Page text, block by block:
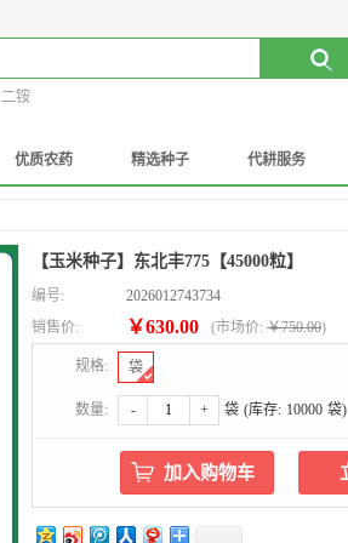
二铵
优质农药 精选种子 代耕服务
【玉米种子】东北丰775【45000粒】
编号:
2026012743734
销售价:
￥630.00 (市场价: ￥750.00)
规格: 袋
数量: - + 袋 (库存: 10000 袋)